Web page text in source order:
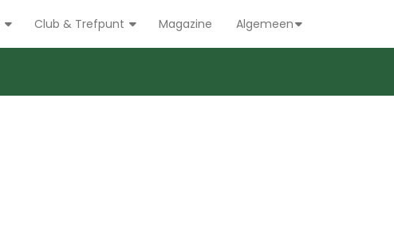
Club & Trefpunt Magazine Algemeen